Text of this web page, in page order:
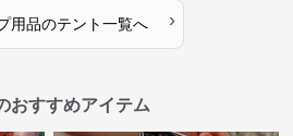
用品のテント一覧へ ›
おすすめアイテム